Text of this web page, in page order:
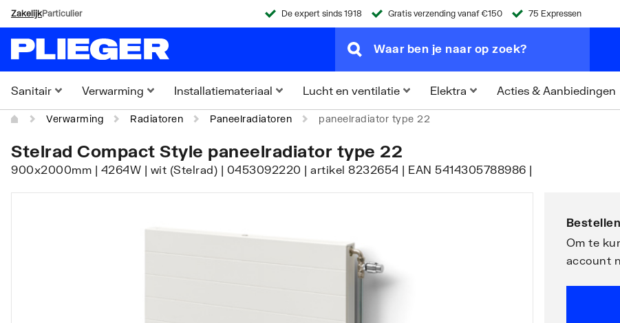
ZakelijkParticulier De expert sinds 1918 Gratis verzending vanaf €150 75 Expressen
Sanitair Verwarming Installatiemateriaal Lucht en ventilatie Elektra Acties & Aanbiedingen
Verwarming Radiatoren Paneelradiatoren paneelradiator type 22
Stelrad Compact Style paneelradiator type 22
900x2000mm | 4264W | wit (Stelrad) | 0453092220 | artikel 8232654 | EAN 5414305788986 |
Om te
account